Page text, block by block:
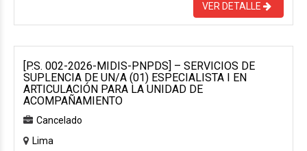
VER DETALLE
[P.S. 002-2026-MIDIS-PNPDS] – SERVICIOS DE
SUPLENCIA DE UN/A (01) ESPECIALISTA I EN
ARTICULACIÓN PARA LA UNIDAD DE
ACOMPAÑAMIENTO
Cancelado
Lima